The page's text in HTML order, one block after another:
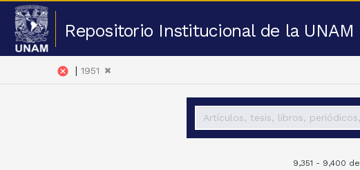
Repositorio Institucional de la UNAM
cancel | 1951
9,351 - 9,400 de